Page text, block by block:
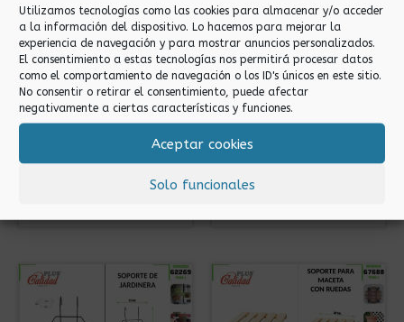
Utilizamos tecnologías como las cookies para almacenar y/o acceder
a la información del dispositivo. Lo hacemos para mejorar la
experiencia de navegación y para mostrar anuncios personalizados.
El consentimiento a estas tecnologías nos permitirá procesar datos
como el comportamiento de navegación o los ID's únicos en este sitio.
No consentir o retirar el consentimiento, puede afectar
negativamente a ciertas características y funciones.
Aceptar cookies
Solo funcionales
Soportes para macetas
24CM SOPORTE
Soportes para macetas
24X24 SOPORTE
PARA MACETAS